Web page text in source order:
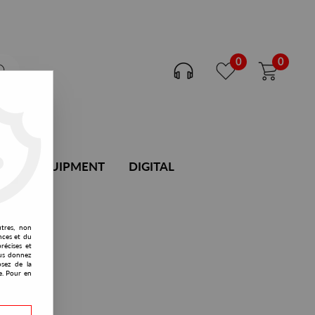
0 0
DJ EQUIPMENT DIGITAL
non
et du
et
donnez
de la
Pour en